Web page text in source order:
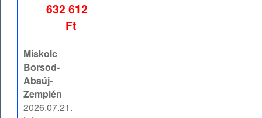
632 612
Ft
Miskolc
Borsod-
Abaúj-
Zemplén
2026.07.21.